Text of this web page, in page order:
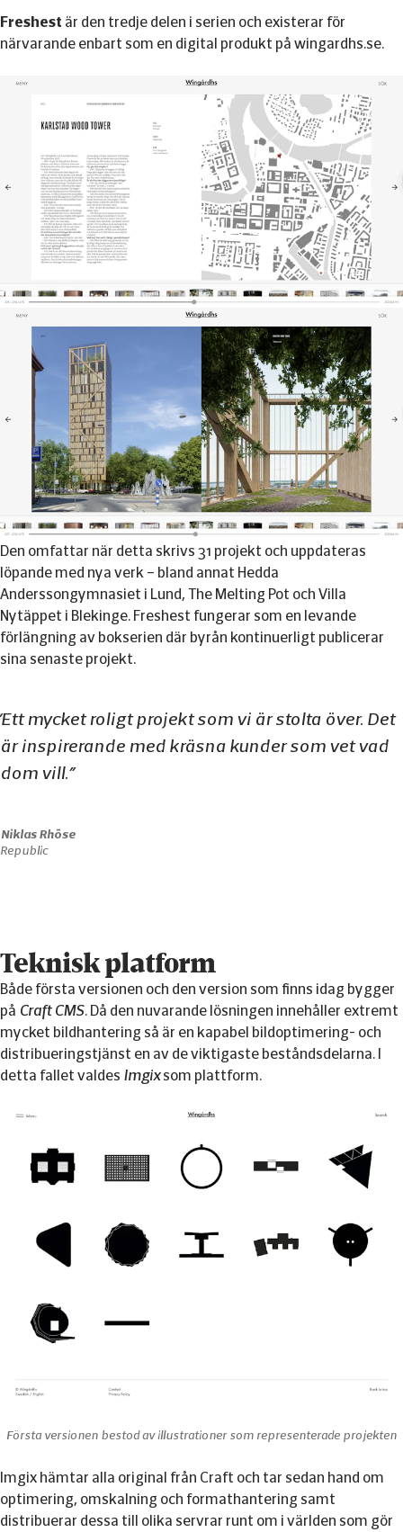
Freshest är den tredje delen i serien och existerar för
närvarande enbart som en digital produkt på wingardhs.se.
Den omfattar när detta skrivs 31 projekt och uppdateras
löpande med nya verk – bland annat Hedda
Anderssongymnasiet i Lund, The Melting Pot och Villa
Nytäppet i Blekinge. Freshest fungerar som en levande
förlängning av bokserien där byrån kontinuerligt publicerar
sina senaste projekt.
Ett mycket roligt projekt som vi är stolta över. Det
är inspirerande med kräsna kunder som vet vad
dom vill.
Niklas Rhöse
Republic
Teknisk platform
Både första versionen och den version som finns idag bygger
på Craft CMS. Då den nuvarande lösningen innehåller extremt
mycket bildhantering så är en kapabel bildoptimering- och
distribueringstjänst en av de viktigaste beståndsdelarna. I
detta fallet valdes Imgixsom plattform.
Första versionen bestod av illustrationer som representerade projekten
Imgix hämtar alla original från Craft och tar sedan hand om
optimering, omskalning och formathantering samt
distribuerar dessa till olika servrar runt om i världen som gör